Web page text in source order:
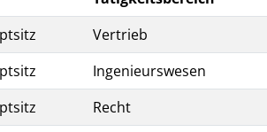
Vertrieb
Ingenieurswesen
Recht